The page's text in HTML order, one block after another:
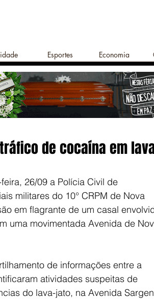
Esportes Economia
de cocaína em
26/09 a Polícia Civil de
militares do 10° CRPM de Nova
em flagrante de um casal
uma movimentada Avenida de
de informações entre a
atividades suspeitas de
do lava-jato, na Avenida